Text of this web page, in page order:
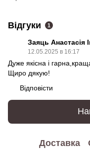
Відгуки 1
Заяць Анастасія
12.05.2025 в 16:17
Дуже якісна і
Щиро дякую!
Відповісти
Доставка